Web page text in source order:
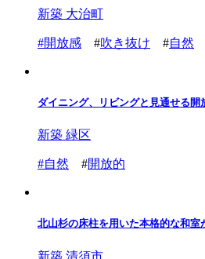
新築 大治町
#開放感 #吹き抜け #自然
ダイニング、リビングと見通せる開
新築 緑区
#自然 #開放的
北山杉の床柱を用いた本格的な和室
新築 清須市